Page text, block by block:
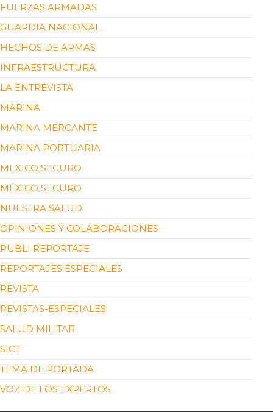
FUERZAS ARMADAS
GUARDIA NACIONAL
HECHOS DE ARMAS
INFRAESTRUCTURA
LA ENTREVISTA
MARINA
MARINA MERCANTE
MARINA PORTUARIA
MEXICO SEGURO
MÉXICO SEGURO
NUESTRA SALUD
OPINIONES Y COLABORACIONES
PUBLI REPORTAJE
REPORTAJES ESPECIALES
REVISTA
REVISTAS-ESPECIALES
SALUD MILITAR
SICT
TEMA DE PORTADA
VOZ DE LOS EXPERTOS